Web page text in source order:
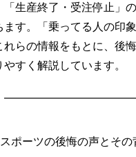
「生産終了・受注停止」
ます。「乗ってる人の印
れらの情報をもとに、後
やすく解説しています。
ポーツの後悔の声とそ